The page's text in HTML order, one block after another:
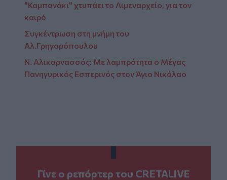
"Καμπανάκι" χτυπάει το Λιμεναρχείο, για τον
καιρό
Συγκέντρωση στη μνήμη του
Αλ.Γρηγορόπουλου
Ν. Αλικαρνασσός: Με λαμπρότητα ο Μέγας
Πανηγυρικός Εσπερινός στον Άγιο Νικόλαο
Γίνε ο ρεπόρτερ του CRETALIVE